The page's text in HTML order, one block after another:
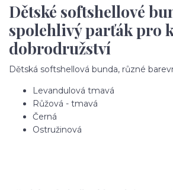
Dětské softshellové
spolehlivý parťák pro
dobrodružství
Dětská softshellová bunda, různé
Levandulová tmavá
Růžová - tmavá
Černá
Ostružinová